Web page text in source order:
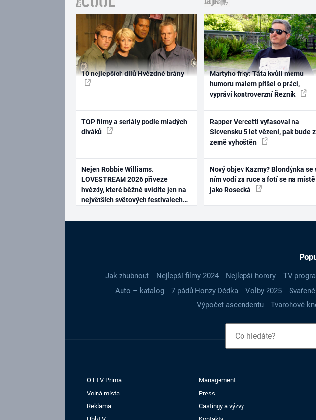
10 nejlepších dílů Hvězdné brány
TOP filmy a seriály podle mladých
diváků
Nejen Robbie Williams.
LOVESTREAM 2026 přiveze
hvězdy, které běžně uvidíte jen na
největších světových festivalech
Martyho frky: Táta kvůli mému
humoru málem přišel o práci,
vypráví kontroverzní Řezník
Rapper Vercetti vyfasoval na
Slovensku 5 let vězení, pak bude
země vyhoštěn
Nový objev Kazmy? Blondýnka se
ním vodí za ruce a fotí se na místě
jako Rosecká
Jak zhubnout Nejlepší filmy 2024 Nejlepší horory TV
Auto – katalog
7 pádů Honzy Dědka Volby 2025
Výpočet ascendentu
Tvarohové
O FTV Prima
Management
Volná místa
Press
Reklama
Castingy a výzvy